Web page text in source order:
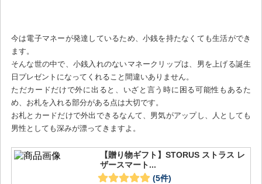
今は電子マネーが発達しているため、小銭を持たなくても生活ができ
ます。
そんな世の中で、小銭入れのないマネークリップは、男を上げる誕生
日プレゼントになってくれること間違いありません。
ただカードだけで外に出ると、いざと言う時に困る可能性もあるた
め、お札を入れる部分がある点は大切です。
お札とカードだけで外出できるなんて、男気がアップし、人としても
男性としても深みが漂ってきますよ。